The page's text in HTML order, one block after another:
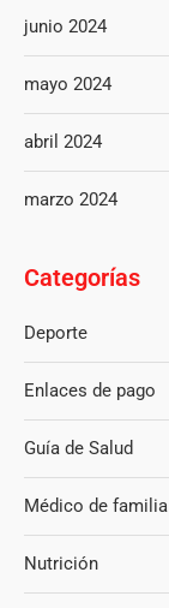
junio 2024
mayo 2024
abril 2024
marzo 2024
Categorías
Deporte
Enlaces de pago
Guía de Salud
Médico de familia
Nutrición